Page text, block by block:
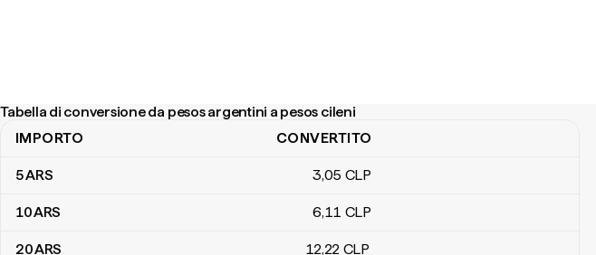
Tabella di conversione da pesos argentini a pesos cileni
Tabella di conversione da pesos argentini a pesos cileni
IMPORTO CONVERTITO
5ARS 3,05 CLP
10ARS 6,11 CLP
20ARS 12,22 CLP